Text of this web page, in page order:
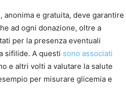
anonima e gratuita, deve garantire
ad ogni donazione, oltre a
per la presenza eventuali
sifilide. A questi sono associati
e altri volti a valutare la salute
per misurare glicemia e